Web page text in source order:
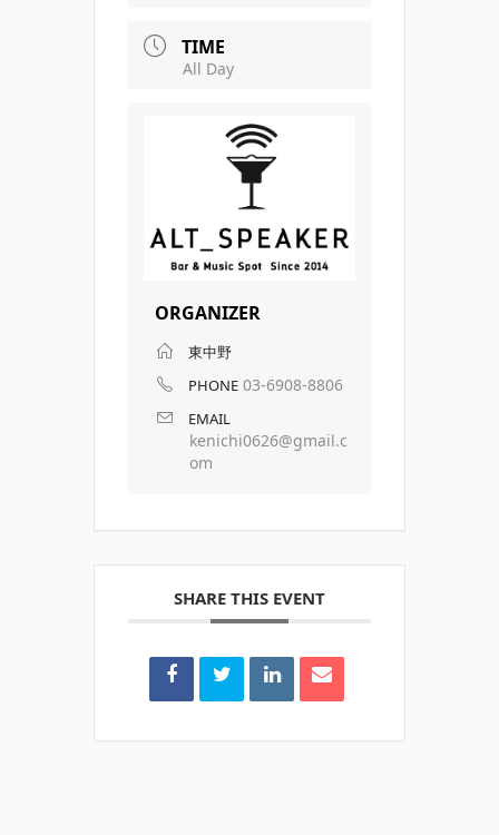
TIME
All Day
ORGANIZER
東中野
PHONE 03-6908-8806
EMAIL
kenichi0626@gmail.c
om
SHARE THIS EVENT